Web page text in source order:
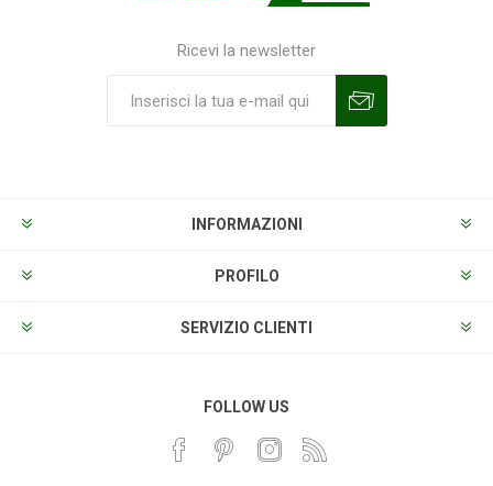
Ricevi la newsletter
INFORMAZIONI
PROFILO
SERVIZIO CLIENTI
FOLLOW US